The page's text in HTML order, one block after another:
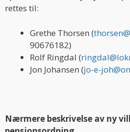
rettes til:
Grethe Thorsen (
90676182)
Rolf Ringdal (
Jon Johansen (jo-e-
Nærmere beskrivelse av ny